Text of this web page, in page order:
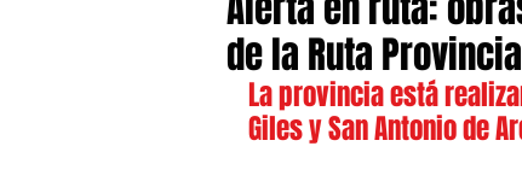
de la Ruta
La provincia está
Giles y San Antonio de